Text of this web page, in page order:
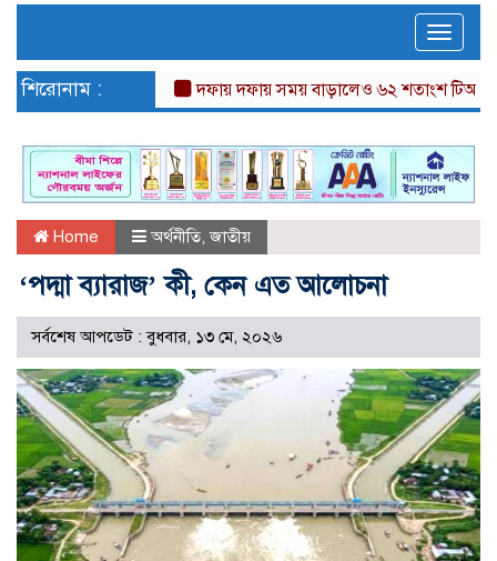
Toggle
শিরোনাম : দফায় দফায় সময় বাড়ালেও ৬২ শতাংশ টিআইএনধারী
Home অর্থনীতি ,জাতীয়
‘পদ্মা ব্যারাজ’ কী, কেন এত আলোচনা
সর্বশেষ আপডেট : বুধবার, ১৩ মে, ২০২৬